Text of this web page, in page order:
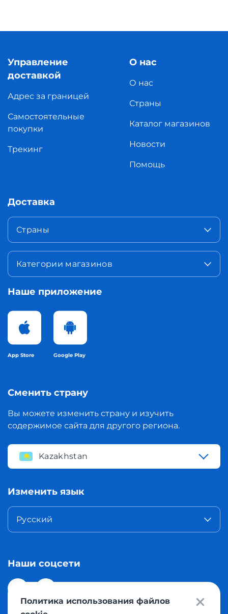
Управление
доставкой
Адрес за границей
Самостоятельные
покупки
Трекинг
О нас
О нас
Страны
Каталог магазинов
Новости
Помощь
Доставка
Страны
Категории магазинов
Наше приложение
App Store Google Play
Сменить страну
Вы можете изменить страну и изучить
содержимое сайта для другого региона.
Kazakhstan
Изменить язык
Русский
Наши соцсети
Политика использования файлов